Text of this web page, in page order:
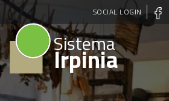
Pasar
al
contenido
principal
SOCIAL LOGIN
Sistema
Irpinia